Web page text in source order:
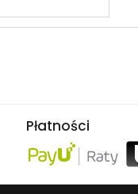
Płatności